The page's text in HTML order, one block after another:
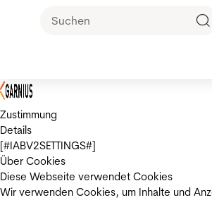
Zustimmung
Details
[#IABV2SETTINGS#]
Über Cookies
Diese Webseite verwendet Cookies
Wir verwenden Cookies, um Inhalte und